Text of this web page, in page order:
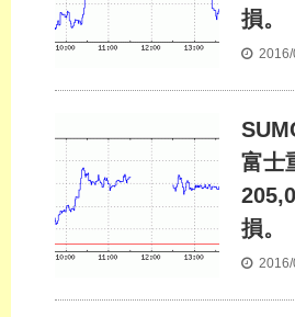
損。
2016/
富士
損。
2016/